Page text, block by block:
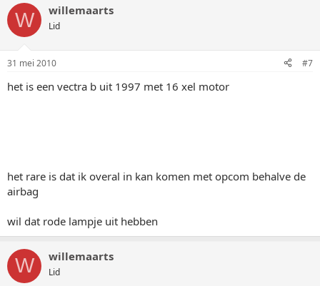
W willemaarts
Lid
31 mei 2010 #7
het is een vectra b uit 1997 met 16 xel motor
het rare is dat ik overal in kan komen met opcom behalve de
airbag
wil dat rode lampje uit hebben
W willemaarts
Lid